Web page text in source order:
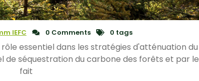
IEFC 0 Comments 0 tags
essentiel dans les stratégies d'atténuation du
de séquestration du carbone des forêts et par le
fait